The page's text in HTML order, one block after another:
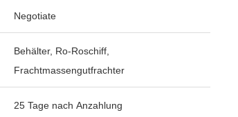
Negotiate
Behälter, Ro-Roschiff,
Frachtmassengutfrachter
25 Tage nach Anzahlung